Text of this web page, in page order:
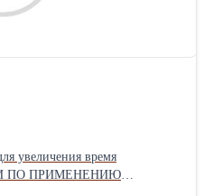
увеличения время
ПО ПРИМЕНЕНИЮ
Рекомендации